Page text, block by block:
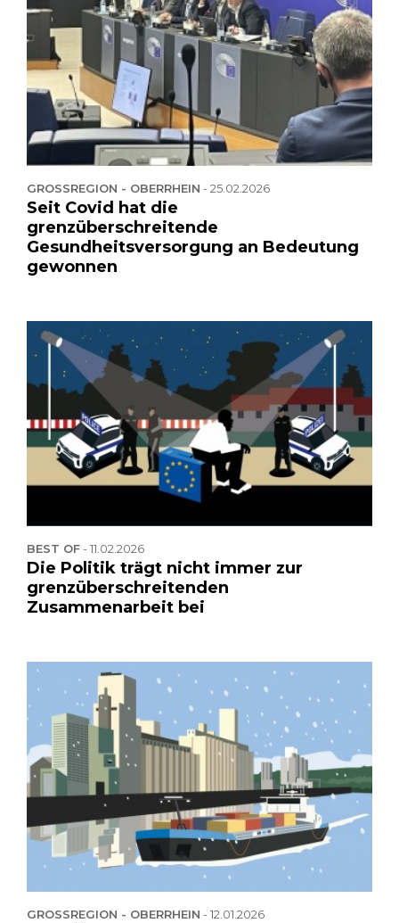
GROSSREGION - OBERRHEIN -25.02.2026
Seit Covid hat die
grenzüberschreitende
Gesundheitsversorgung an Bedeutung
gewonnen
BEST OF-11.02.2026
Die Politik trägt nicht immer zur
grenzüberschreitenden
Zusammenarbeit bei
GROSSREGION - OBERRHEIN -12.01.2026